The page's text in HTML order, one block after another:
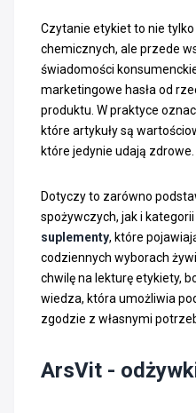
Czytanie etykiet to nie
chemicznych, ale przede
świadomości
marketingowe hasła od
produktu. W praktyce
które artykuły są
które jedynie udają zdrowe.
Dotyczy to zarówno
spożywczych, jak i
suplementy, które
codziennych wyborach
chwilę na lekturę etykiety,
wiedza, która umożliwia
zgodzie z własnymi
ArsVit -